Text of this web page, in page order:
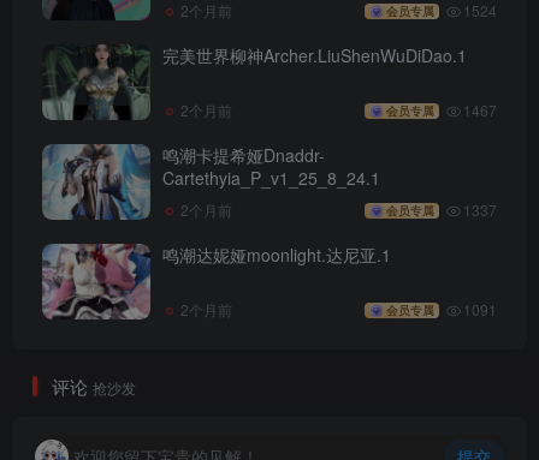
2个月前 会员专属 1524
完美世界柳神Archer.LiuShenWuDiDao.1
2个月前 会员专属 1467
鸣潮卡提希娅Dnaddr-
Cartethyia_P_v1_25_8_24.1
2个月前 会员专属 1337
鸣潮达妮娅moonlight.达尼亚.1
2个月前 会员专属 1091
评论 抢沙发